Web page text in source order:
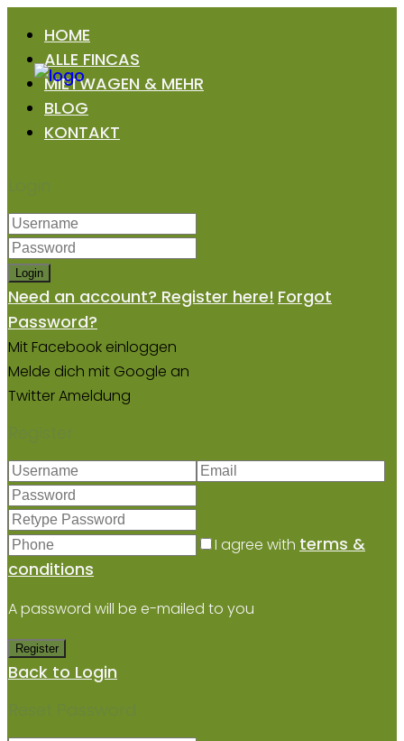
HOME
ALLE FINCAS
MIETWAGEN & MEHR
BLOG
KONTAKT
Login
Login
Need an account? Register here! Forgot
Password?
Mit Facebook einloggen
Melde dich mit Google an
Twitter Ameldung
Register
I agree with terms &
conditions
A password will be e-mailed to you
Register
Back to Login
Reset Password